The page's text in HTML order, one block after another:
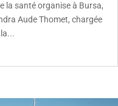
la santé organise à Bursa,
Aude Thomet, chargée